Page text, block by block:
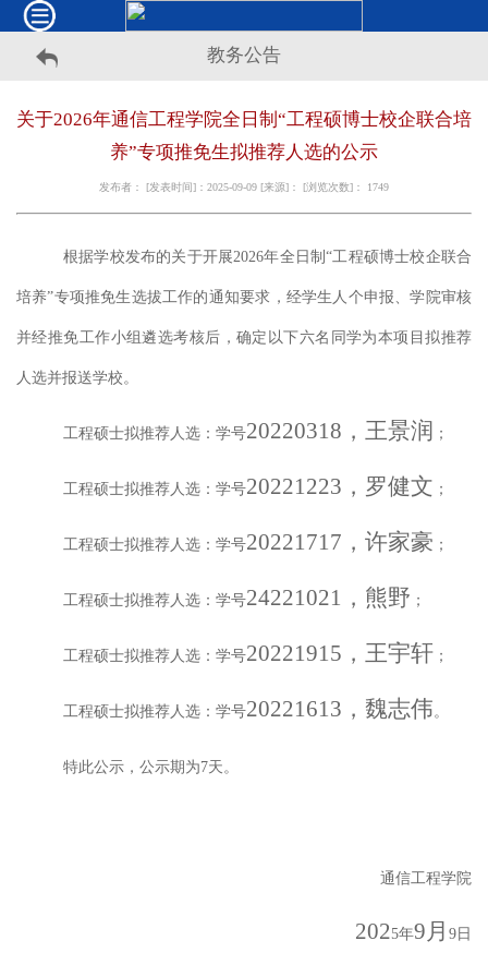
教务公告
关于2026年通信工程学院全日制“工程硕博士校企联合培
养”专项推免生拟推荐人选的公示
发布者： [发表时间]：2025-09-09 [来源]： [浏览次数]： 1749
根据学校发布的关于开展2026年全日制“工程硕博士校企联合
培养”专项推免生选拔工作的通知要求，经学生人个申报、学院审核
并经推免工作小组遴选考核后，确定以下六名同学为本项目拟推荐
人选并报送学校。
工程硕士拟推荐人选：学号20220318，王景润 ；
工程硕士拟推荐人选：学号20221223，罗健文 ；
工程硕士拟推荐人选：学号20221717，许家豪 ；
工程硕士拟推荐人选：学号24221021，熊野 ；
工程硕士拟推荐人选：学号20221915，王宇轩 ；
工程硕士拟推荐人选：学号20221613，魏志伟。
特此公示，公示期为7天。
通信工程学院
2025年9月 9 日